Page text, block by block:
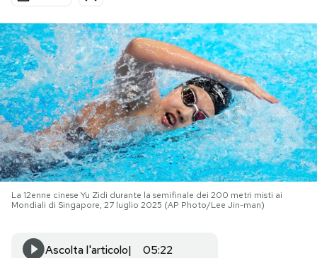
Economia
Sport
Mondiali calcio 2026
PODCAST
NEWSLETTER
I MIEI PREFERITI
La 12enne cinese Yu Zidi durante la semifinale dei 200 metri misti ai
Mondiali di Singapore, 27 luglio 2025 (AP Photo/Lee Jin-man)
Ascolta l'articolo 05:22